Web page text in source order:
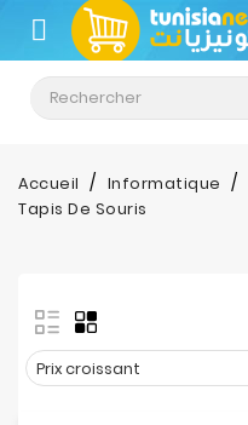
CATÉGORIE
Climatisation
Informatique
Impression
Accueil Informatique
Tapis De Souris
Prix croissant